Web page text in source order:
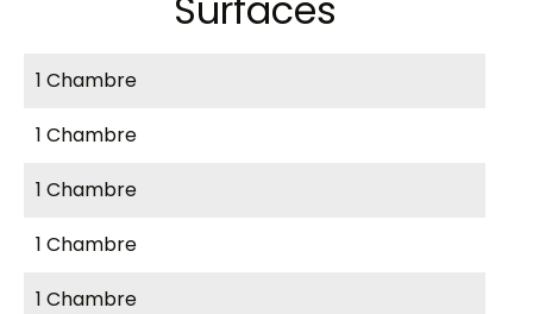
1 Chambre
1 Chambre
1 Chambre
1 Chambre
1 Chambre